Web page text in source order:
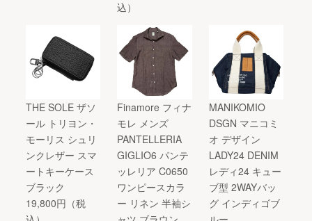
込）
THE SOLE ザソ
ール トリヨン・
モーリス シュリ
ンクレザー スマ
ートキーケース
ブラック
19,800円（税
Finamore フィナ
モレ メンズ
PANTELLERIA
GIGLIO6 パンテ
ッレリア C0650
ワンピースカラ
ー リネン 半袖シ
MANIKOMIO
DSGN マニコミ
オ デザイン
LADY24 DENIM
レディ24 キュー
ブ型 2WAYバッ
グ インディゴブ